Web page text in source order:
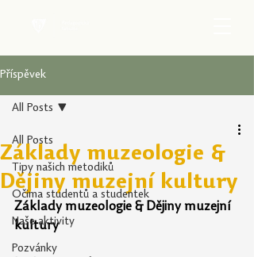
Příspěvek
All Posts
Tipy našich metodiků
Očima studentů a studentek
Naše aktivity
Pozvánky
All Posts
Základy muzeologie &
Dějiny muzejní kultury
Základy muzeologie & Dějiny muzejní
kultury